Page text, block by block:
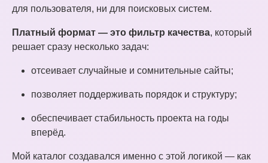
для пользователя, ни для поисковых систем.
Платный формат — это фильтр качества, который
решает сразу несколько задач:
отсеивает случайные и сомнительные сайты;
позволяет поддерживать порядок и структуру;
обеспечивает стабильность проекта на годы
вперёд.
Мой каталог создавался именно с этой логикой — как